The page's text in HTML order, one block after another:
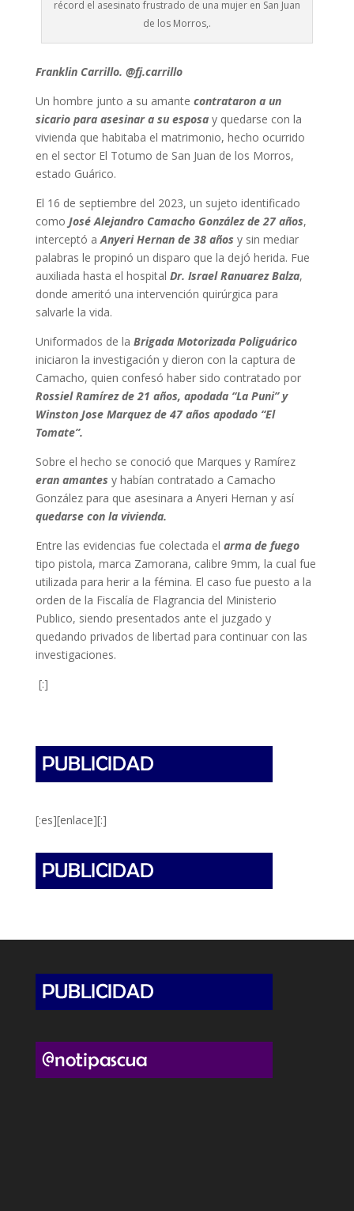
récord el asesinato frustrado de una mujer en San Juan
de los Morros,.
Franklin Carrillo. @fj.carrillo
Un hombre junto a su amante contrataron a un
sicario para asesinar a su esposay quedarse con la
vivienda que habitaba el matrimonio, hecho ocurrido
en el sector El Totumo de San Juan de los Morros,
estado Guárico.
El 16 de septiembre del 2023, un sujeto identificado
como José Alejandro Camacho González de 27 años,
interceptó aAnyeri Hernan de 38 años y sin mediar
palabras le propinó un disparo que la dejó herida. Fue
auxiliada hasta el hospital Dr. Israel Ranuarez Balza,
donde ameritó una intervención quirúrgica para
salvarle la vida.
Uniformados de la Brigada Motorizada Poliguárico
iniciaron la investigación y dieron con la captura de
Camacho, quien confesó haber sido contratado por
Rossiel Ramírez de 21 años, apodada “La Puni” y
Winston Jose Marquez de 47 años apodado “El
Tomate”.
Sobre el hecho se conoció que Marques y Ramírez
eran amantes y habían contratado a Camacho
González para que asesinara a Anyeri Hernan y así
quedarse con la vivienda.
Entre las evidencias fue colectada el arma de fuego
tipo pistola, marca Zamorana, calibre 9mm, la cual fue
utilizada para herir a la fémina. El caso fue puesto a la
orden de la Fiscalía de Flagrancia del Ministerio
Publico, siendo presentados ante el juzgado y
quedando privados de libertad para continuar con las
investigaciones.
[:]
[:es][enlace][:]